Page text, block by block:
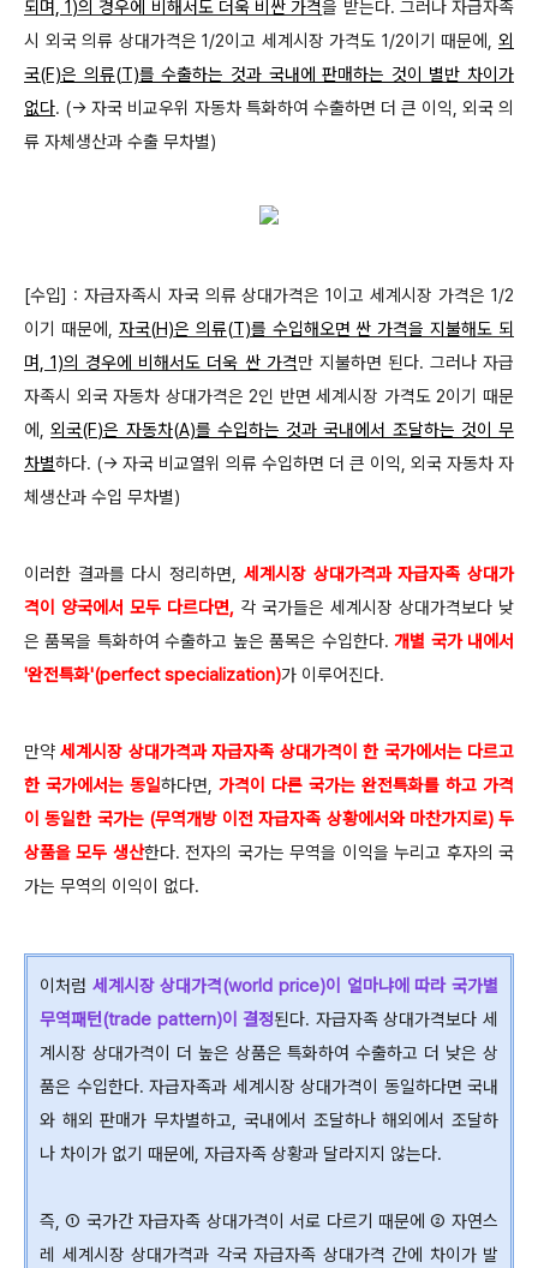
되며, 1)의 경우에 비해서도 더욱 비싼 가격을 받는다. 그러나 자급자족
시 외국 의류 상대가격은 1/2이고 세계시장 가격도 1/2이기 때문에, 외
국(F)은 의류(T)를 수출하는 것과 국내에 판매하는 것이 별반 차이가
없다. (→ 자국 비교우위 자동차 특화하여 수출하면 더 큰 이익, 외국 의
류 자체생산과 수출 무차별)
[수입] : 자급자족시 자국 의류 상대가격은 1이고 세계시장 가격은 1/2
이기 때문에, 자국(H)은 의류(T)를 수입해오면 싼 가격을 지불해도 되
며, 1)의 경우에 비해서도 더욱 싼 가격만 지불하면 된다. 그러나 자급
자족시 외국 자동차 상대가격은 2인 반면 세계시장 가격도 2이기 때문
에,외국(F)은 자동차(A)를 수입하는 것과 국내에서 조달하는 것이 무
차별하다. (→ 자국 비교열위 의류 수입하면 더 큰 이익, 외국 자동차 자
체생산과 수입 무차별)
이러한 결과를 다시 정리하면, 세계시장 상대가격과자급자족 상대가
격이 양국에서 모두 다르다면, 각 국가들은 세계시장 상대가격보다 낮
은 품목을 특화하여 수출하고 높은 품목은 수입한다.개별 국가 내에서
'완전특화'(perfect specialization)가 이루어진다.
만약세계시장 상대가격과 자급자족 상대가격이 한 국가에서는 다르고
한 국가에서는 동일하다면, 가격이 다른 국가는 완전특화를 하고 가격
이 동일한 국가는 (무역개방 이전 자급자족 상황에서와 마찬가지로) 두
상품을 모두 생산한다. 전자의 국가는 무역을 이익을 누리고 후자의 국
가는 무역의 이익이 없다.
이처럼 세계시장 상대가격(world price)이 얼마냐에 따라 국가별
무역패턴(trade pattern)이 결정된다. 자급자족 상대가격보다 세
계시장 상대가격이 더 높은 상품은 특화하여 수출하고 더 낮은 상
품은 수입한다. 자급자족과 세계시장 상대가격이 동일하다면 국내
와 해외 판매가 무차별하고, 국내에서 조달하나 해외에서 조달하
나 차이가 없기 때문에, 자급자족 상황과 달라지지 않는다.
즉, ① 국가간 자급자족 상대가격이 서로 다르기 때문에 ② 자연스
레 세계시장 상대가격과 각국 자급자족 상대가격 간에 차이가 발